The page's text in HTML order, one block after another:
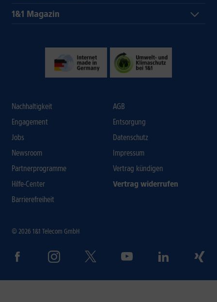
1&1 Magazin
Nachhaltigkeit
Engagement
Jobs
Newsroom
Partnerprogramme
Hilfe-Center
Barrierefreiheit
AGB
Entsorgung
Datenschutz
Impressum
Vertrag kündigen
Vertrag widerrufen
© 2026 1&1 Telecom GmbH